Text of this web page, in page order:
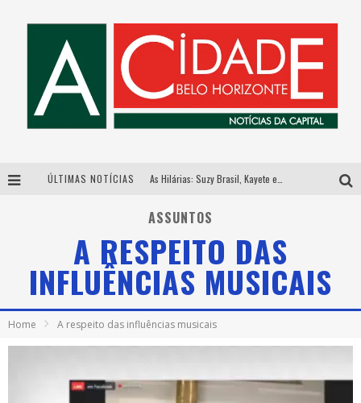
ÚLTIMAS NOTÍCIAS
Esplanada fica pequena e CÊ TÁ DOIDO FESTIVAL anuncia mudança para o gramado do Mineirão
Hot Wheels Monster Trucks Live™ confirma Belo Horizonte na turnê América do Sul 2027
ASSUNTOS
A RESPEITO DAS
INFLUÊNCIAS MUSICAIS
Home A respeito das influências musicais